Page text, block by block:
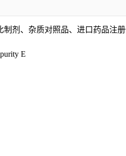
剂、杂质对照品、进口药品注
E